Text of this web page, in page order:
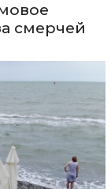
смерчей